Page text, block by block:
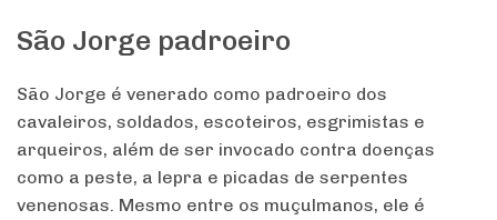
São Jorge padroeiro
São Jorge é venerado como padroeiro dos
cavaleiros, soldados, escoteiros, esgrimistas e
arqueiros, além de ser invocado contra doenças
como a peste, a lepra e picadas de serpentes
venenosas. Mesmo entre os muçulmanos, ele é